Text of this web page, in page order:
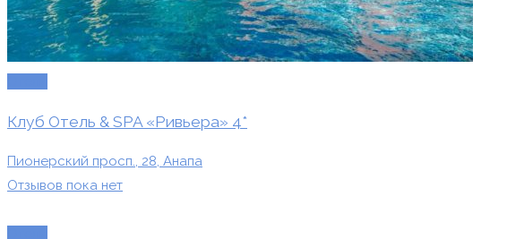
Клуб Отель & SPA «Ривьера» 4*
Пионерский просп., 28, Анапа
Отзывов пока нет